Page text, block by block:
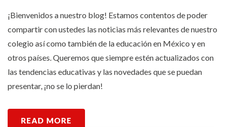
¡Bienvenidos a nuestro blog! Estamos contentos de poder
compartir con ustedes las noticias más relevantes de nuestro
colegio así como también de la educación en México y en
otros países. Queremos que siempre estén actualizados con
las tendencias educativas y las novedades que se puedan
presentar, ¡no se lo pierdan!
READ MORE